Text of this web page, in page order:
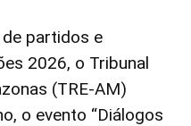
partidos e
2026, o Tribunal
(TRE-AM)
o evento “Diálogos